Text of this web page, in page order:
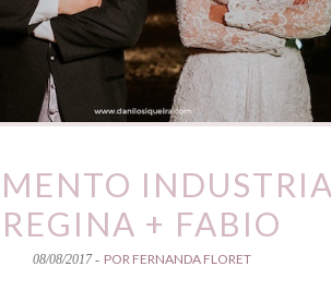
REGINA + FABIO
08/08/2017 - POR FERNANDA FLORET